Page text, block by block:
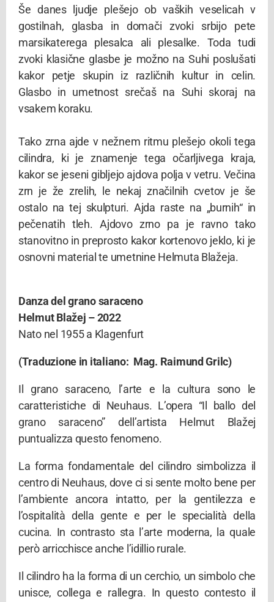
Še danes ljudje plešejo ob vaških veselicah v
gostilnah, glasba in domači zvoki srbijo pete
marsikaterega plesalca ali plesalke. Toda tudi
zvoki klasične glasbe je možno na Suhi poslušati
kakor petje skupin iz različnih kultur in celin.
Glasbo in umetnost srečaš na Suhi skoraj na
vsakem koraku.
Tako zrna ajde v nežnem ritmu plešejo okoli tega
cilindra, ki je znamenje tega očarljivega kraja,
kakor se jeseni gibljejo ajdova polja v vetru. Večina
zrn je že zrelih, le nekaj značilnih cvetov je še
ostalo na tej skulpturi. Ajda raste na „burnih“ in
pečenatih tleh. Ajdovo zrno pa je ravno tako
stanovitno in preprosto kakor kortenovo jeklo, ki je
osnovni material te umetnine Helmuta Blažeja.
Danza del grano saraceno
Helmut Blažej – 2022
Nato nel 1955 a Klagenfurt
(Traduzione in italiano: Mag. Raimund Grilc)
Il grano saraceno, l’arte e la cultura sono le
caratteristiche di Neuhaus. L’opera “Il ballo del
grano saraceno” dell’artista Helmut Blažej
puntualizza questo fenomeno.
La forma fondamentale del cilindro simbolizza il
centro di Neuhaus, dove ci si sente molto bene per
l’ambiente ancora intatto, per la gentilezza e
l’ospitalità della gente e per le specialità della
cucina. In contrasto sta l’arte moderna, la quale
però arricchisce anche l’idillio rurale.
Il cilindro ha la forma di un cerchio, un simbolo che
unisce, collega e rallegra. In questo contesto il